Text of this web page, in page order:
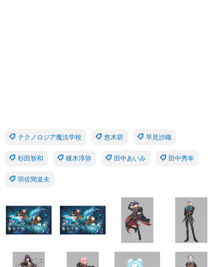
テクノロジア魔法学校 悠木碧 早見沙織
杉田智和 榎木淳弥 田中あいみ 田中秀幸
羽佐間道夫